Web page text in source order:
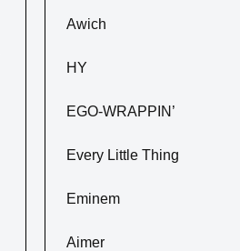
Awich
HY
EGO-WRAPPIN’
Every Little Thing
Eminem
Aimer